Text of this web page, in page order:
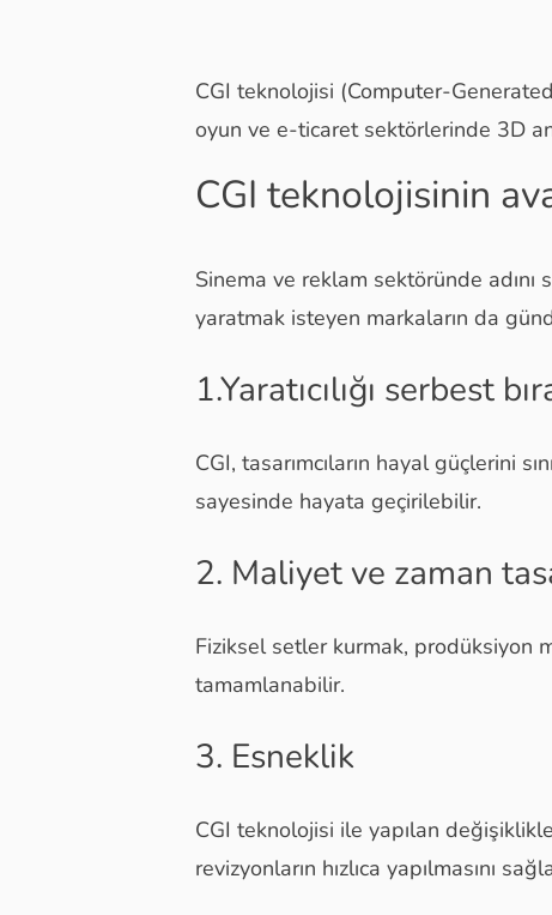
CGI teknolojisi (Computer-
oyun ve e-ticaret sektörlerinde 3D
CGI teknolojisinin
Sinema ve reklam sektöründe adını
yaratmak isteyen markaların da
1.Yaratıcılığı serbest
CGI, tasarımcıların hayal güçlerini
sayesinde hayata geçirilebilir.
2. Maliyet ve zaman
Fiziksel setler kurmak, prodüksiyon
tamamlanabilir.
3. Esneklik
CGI teknolojisi ile yapılan
revizyonların hızlıca yapılmasını